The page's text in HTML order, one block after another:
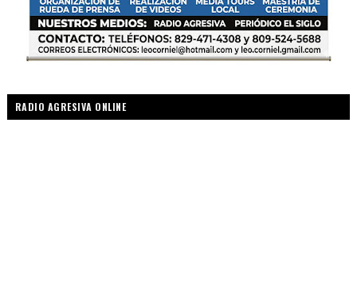
RADIO AGRESIVA ONLINE